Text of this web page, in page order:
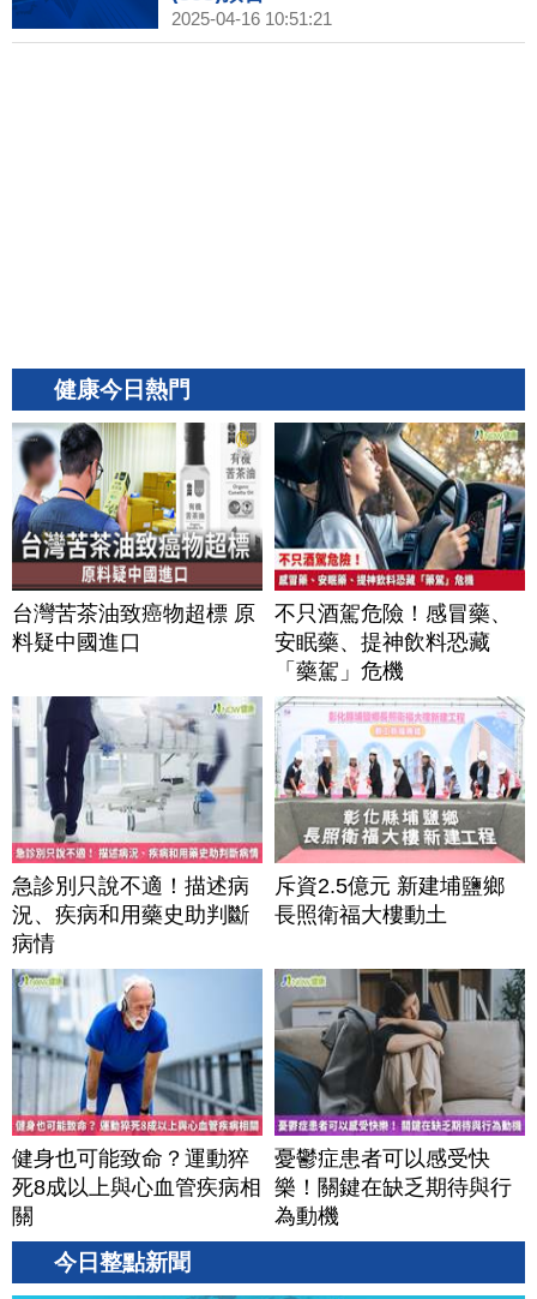
2025-04-16 10:51:21
健康今日熱門
台灣苦茶油致癌物超標 原
料疑中國進口
不只酒駕危險！感冒藥、
安眠藥、提神飲料恐藏
「藥駕」危機
急診別只說不適！描述病
況、疾病和用藥史助判斷
病情
斥資2.5億元 新建埔鹽鄉
長照衛福大樓動土
健身也可能致命？運動猝
死8成以上與心血管疾病相
關
憂鬱症患者可以感受快
樂！關鍵在缺乏期待與行
為動機
今日整點新聞